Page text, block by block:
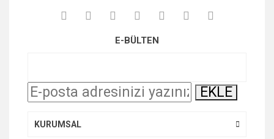
kullanarak tarafımıza iletebilirsiniz.
Ürün bilgilerinde hatalar bulunuyor.
E-BÜLTEN
EKLE
KURUMSAL